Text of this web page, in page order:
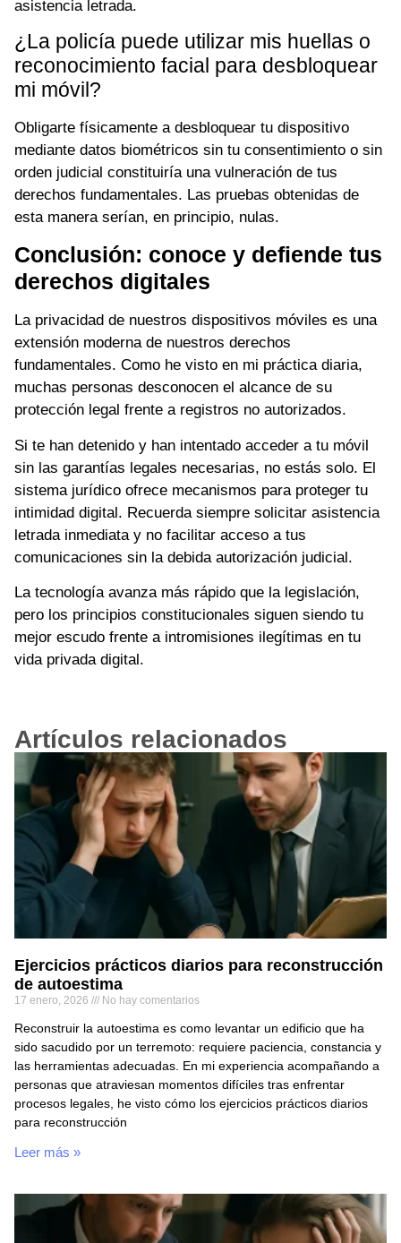
asistencia letrada.
¿La policía puede utilizar mis huellas o
reconocimiento facial para desbloquear
mi móvil?
Obligarte físicamente a desbloquear tu dispositivo
mediante datos biométricos sin tu consentimiento o sin
orden judicial constituiría una vulneración de tus
derechos fundamentales. Las pruebas obtenidas de
esta manera serían, en principio, nulas.
Conclusión: conoce y defiende tus
derechos digitales
La privacidad de nuestros dispositivos móviles es una
extensión moderna de nuestros derechos
fundamentales. Como he visto en mi práctica diaria,
muchas personas desconocen el alcance de su
protección legal frente a registros no autorizados.
Si te han detenido y han intentado acceder a tu móvil
sin las garantías legales necesarias, no estás solo. El
sistema jurídico ofrece mecanismos para proteger tu
intimidad digital. Recuerda siempre solicitar asistencia
letrada inmediata y no facilitar acceso a tus
comunicaciones sin la debida autorización judicial.
La tecnología avanza más rápido que la legislación,
pero los principios constitucionales siguen siendo tu
mejor escudo frente a intromisiones ilegítimas en tu
vida privada digital.
Artículos relacionados
Ejercicios prácticos diarios para reconstrucción
de autoestima
17 enero, 2026 No hay comentarios
Reconstruir la autoestima es como levantar un edificio que ha
sido sacudido por un terremoto: requiere paciencia, constancia y
las herramientas adecuadas. En mi experiencia acompañando a
personas que atraviesan momentos difíciles tras enfrentar
procesos legales, he visto cómo los ejercicios prácticos diarios
para reconstrucción
Leer más »